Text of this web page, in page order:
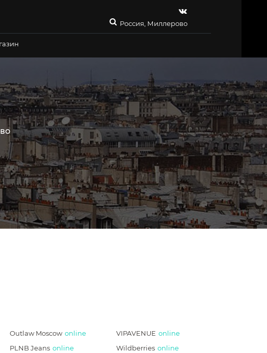
Россия, Миллерово
Outlaw Moscow online
PLNB Jeans online
VIPAVENUE online
Wildberries online